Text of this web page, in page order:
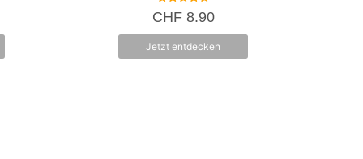
5.00
von 5
CHF8.90
Jetzt entdecken